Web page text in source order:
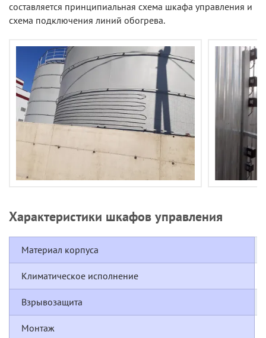
составляется принципиальная схема шкафа управления и
схема подключения линий обогрева.
Характеристики шкафов управления
Материал корпуса
Климатическое исполнение
Взрывозащита
Монтаж